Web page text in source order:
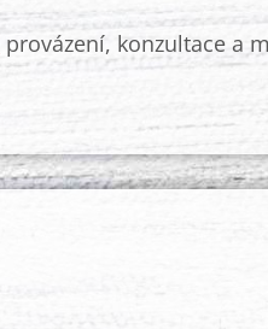
provázení, konzultace a